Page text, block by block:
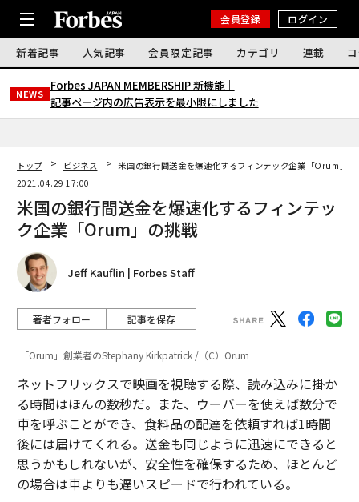
会員登録 ログイン
新着記事 人気記事 会員限定記事 カテゴリ 連載
NEWS
Forbes JAPAN MEMBERSHIP 新機能｜
記事ページ内の広告表示を最小限にしました
トップ ビジネス
米国の銀行間送金を爆速化するフィンテック企業「Orum」の
2021.04.29 17:00
米国の銀行間送金を爆速化するフィンテッ
ク企業「Orum」の挑戦
Jeff Kauflin | Forbes Staff
著者フォロー 記事を保存
「Orum」創業者のStephany Kirkpatrick /（C）Orum
ネットフリックスで映画を視聴する際、読み込みに掛か
る時間はほんの数秒だ。また、ウーバーを使えば数分で
車を呼ぶことができ、食料品の配達を依頼すれば1時間
後には届けてくれる。送金も同じように迅速にできると
思うかもしれないが、安全性を確保するため、ほとんど
の場合は車よりも遅いスピードで行われている。